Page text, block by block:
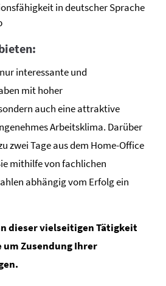
in deutscher Sprache
interessante und
mit hoher
auch eine attraktive
Arbeitsklima. Darüber
zwei Tage aus dem Home-Office
mithilfe von fachlichen
abhängig vom Erfolg ein
dieser vielseitigen Tätigkeit
Zusendung Ihrer